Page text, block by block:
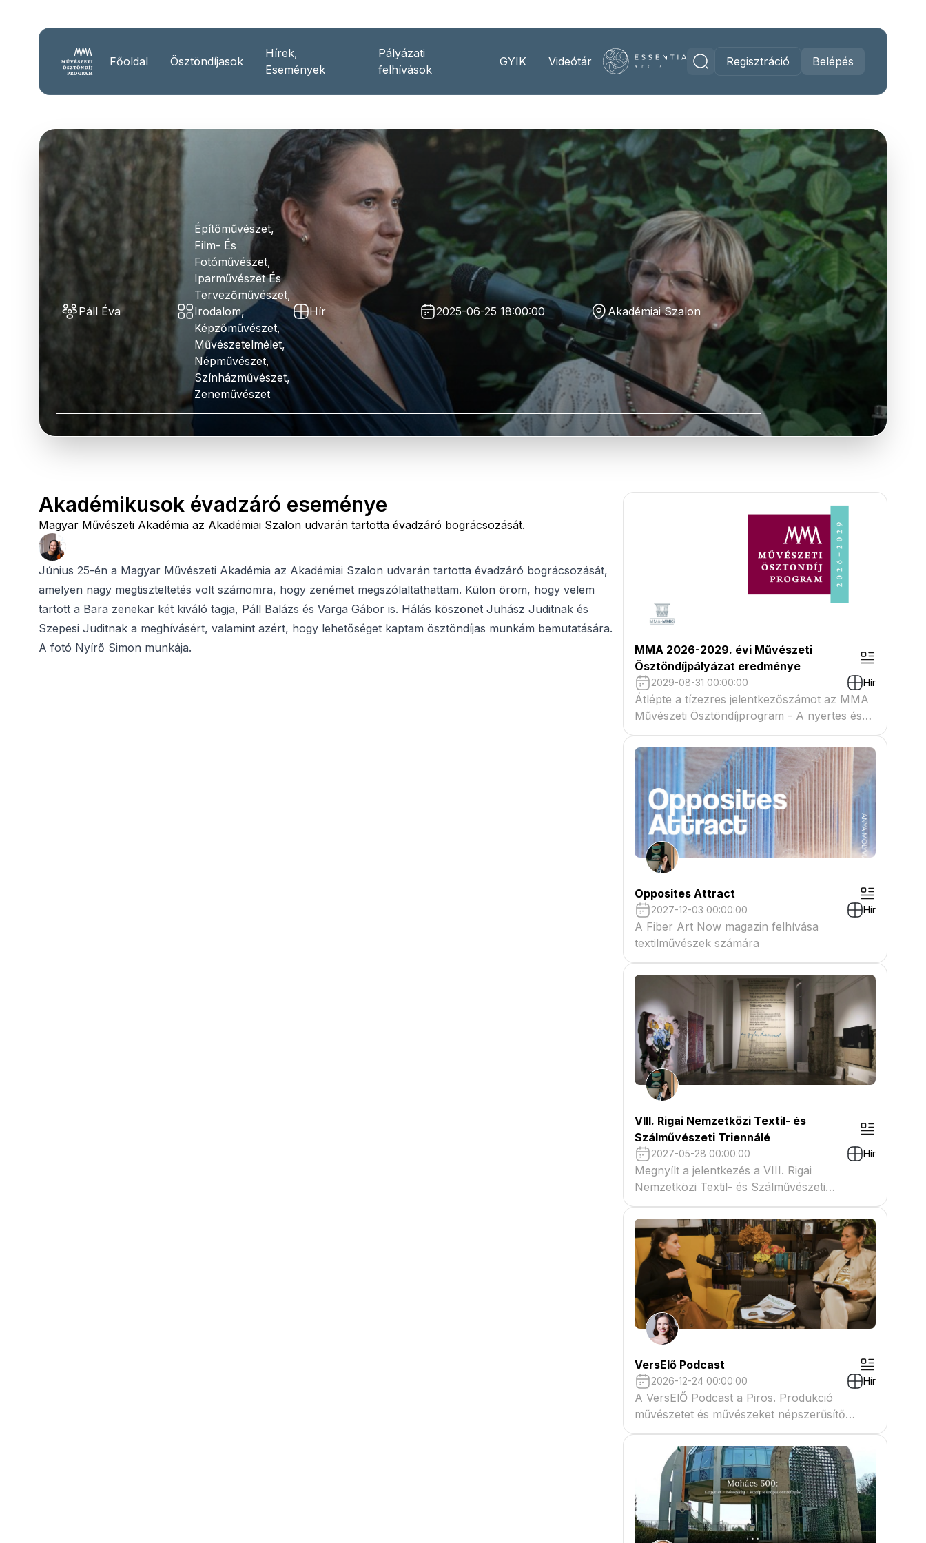
Főoldal Ösztöndíjasok
Hírek,
Események
Pályázati
felhívások
GYIK Videótár Regisztráció Belépés
Páll Éva
Építőművészet,
Film- És
Fotóművészet,
Iparművészet És
Tervezőművészet,
Irodalom,
Képzőművészet,
Művészetelmélet,
Népművészet,
Színházművészet,
Zeneművészet
Hír 2025-06-25 18:00:00 Akadémiai Szalon
Akadémikusok évadzáró eseménye
Magyar Művészeti Akadémia az Akadémiai Szalon udvarán tartotta évadzáró bográcsozását.
Június 25-én a Magyar Művészeti Akadémia az Akadémiai Szalon udvarán tartotta évadzáró bográcsozását,
amelyen nagy megtiszteltetés volt számomra, hogy zenémet megszólaltathattam. Külön öröm, hogy velem
tartott a Bara zenekar két kiváló tagja, Páll Balázs és Varga Gábor is. Hálás köszönet Juhász Juditnak és
Szepesi Juditnak a meghívásért, valamint azért, hogy lehetőséget kaptam ösztöndíjas munkám bemutatására.
A fotó Nyírő Simon munkája.
MMA 2026-2029. évi Művészeti
Ösztöndíjpályázat eredménye
2029-08-31 00:00:00 Hír
Átlépte a tízezres jelentkezőszámot az MMA
Művészeti Ösztöndíjprogram - A nyertes és
tartaléklistás pályázók névsora megtekinthető
a csatolmányban
Opposites Attract
2027-12-03 00:00:00 Hír
A Fiber Art Now magazin felhívása
textilművészek számára
VIII. Rigai Nemzetközi Textil- és
Szálművészeti Triennálé
2027-05-28 00:00:00 Hír
Megnyílt a jelentkezés a VIII. Rigai
Nemzetközi Textil- és Szálművészeti
Triennáléra
VersElő Podcast
2026-12-24 00:00:00 Hír
A VersElŐ Podcast a Piros. Produkció
művészetet és művészeket népszerűsítő
beszélgető műsora